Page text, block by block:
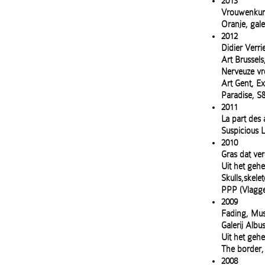
Oranje,
2012
Didier
Art
Nerveuze
Art Gent,
Paradise,
2011
La part des
Suspicious
2010
Gras dat
Uit het
PPP
2009
Fading,
Galerij
Uit het
The
2008